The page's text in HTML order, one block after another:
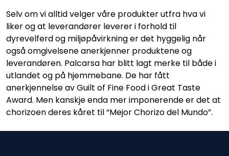
Selv om vi alltid velger våre produkter utfra hva vi
liker og at leverandører leverer i forhold til
dyrevelferd og miljøpåvirkning er det hyggelig når
også omgivelsene anerkjenner produktene og
leverandøren. Palcarsa har blitt lagt merke til både i
utlandet og på hjemmebane. De har fått
anerkjennelse av Guilt of Fine Food i Great Taste
Award. Men kanskje enda mer imponerende er det at
chorizoen deres kåret til “Mejor Chorizo del Mundo”.